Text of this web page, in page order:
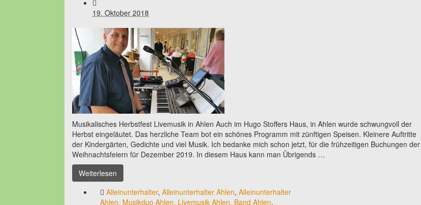
19. Oktober 2018
Musikalisches Herbstfest Livemusik in Ahlen Auch im Hugo Stoffers Haus, in Ahlen wurde schwungvoll der
Herbst eingeläutet. Das herzliche Team bot ein schönes Programm mit zünftigen Speisen. Kleinere Auftritte
der Kindergärten, Gedichte und viel Musik. Ich bedanke mich schon jetzt, für die frühzeitigen Buchungen der
Weihnachtsfeiern für Dezember 2019. In diesem Haus kann man Übrigends …
Weiterlesen
Alleinunterhalter, Alleinunterhalter Ahlen, Alleinunterhalter
Ahlen, Musikduo Ahlen, Livemusik Ahlen, Band Ahlen,